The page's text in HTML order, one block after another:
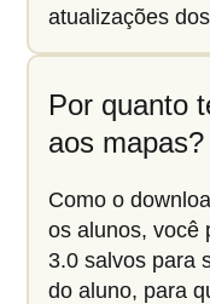
atualizações
Por quanto
aos mapas?
Como o
os alunos, você
3.0 salvos para
do aluno, para